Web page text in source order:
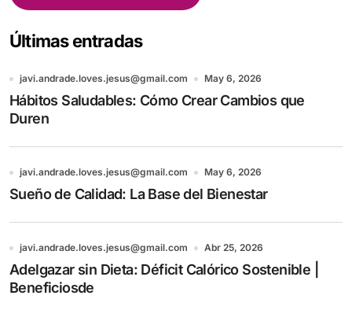
Últimas entradas
javi.andrade.loves.jesus@gmail.com May 6, 2026
Hábitos Saludables: Cómo Crear Cambios que
Duren
javi.andrade.loves.jesus@gmail.com May 6, 2026
Sueño de Calidad: La Base del Bienestar
javi.andrade.loves.jesus@gmail.com Abr 25, 2026
Adelgazar sin Dieta: Déficit Calórico Sostenible |
Beneficiosde